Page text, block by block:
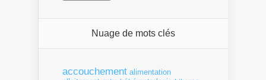
Nuage de mots clés
accouchement alimentation